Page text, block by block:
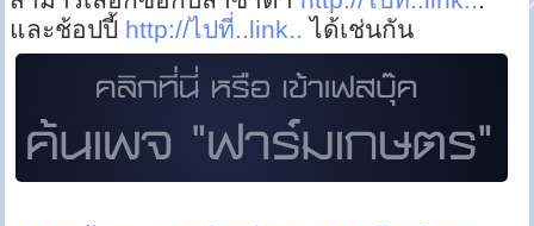
และช้อปปี้ http://ไปที่..link.. ได้เช่นกัน